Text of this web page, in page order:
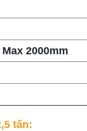
2000mm
tấn: